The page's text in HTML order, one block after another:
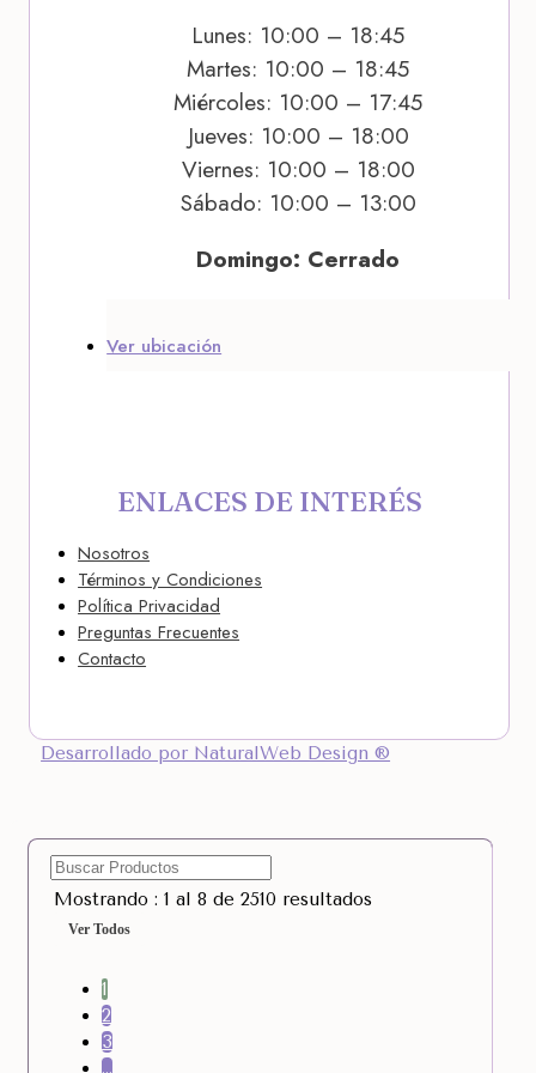
Lunes: 10:00 – 18:45
Martes: 10:00 – 18:45
Miércoles: 10:00 – 17:45
Jueves: 10:00 – 18:00
Viernes: 10:00 – 18:00
Sábado: 10:00 – 13:00
Domingo: Cerrado
Ver ubicación
ENLACES DE INTERÉS
Nosotros
Términos y Condiciones
Política Privacidad
Preguntas Frecuentes
Contacto
Desarrollado por NaturalWeb Design ®
Mostrando : 1 al 8 de 2510 resultados
Ver Todos
1
2
3
…